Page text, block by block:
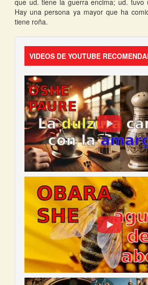
que ud. tiene la guerra encima; ud. tuvo
Hay una persona ya mayor que ha
tiene roña.
VIDEOS DE YOUTUBE